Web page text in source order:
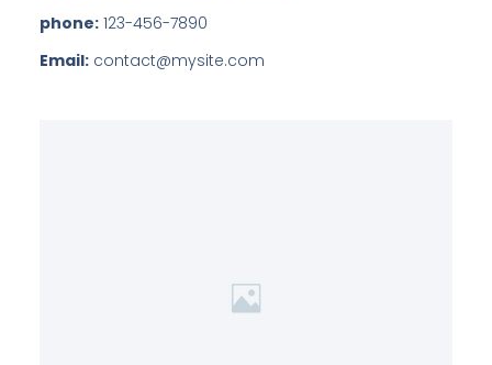
phone:123-456-7890
Email:contact@mysite.com